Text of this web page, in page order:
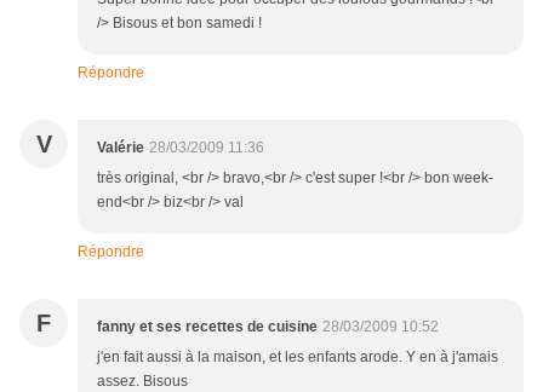
/> Bisous et bon samedi !
Répondre
V Valérie 28/03/2009 11:36
très original, <br /> bravo,<br /> c'est super !<br /> bon week-
end<br /> biz<br /> val
Répondre
F fanny et ses recettes de cuisine 28/03/2009 10:52
j'en fait aussi à la maison, et les enfants arode. Y en à j'amais
assez. Bisous